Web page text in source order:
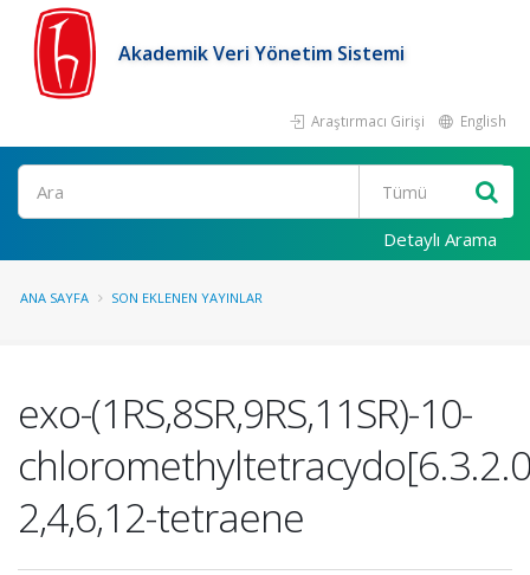
Akademik Veri Yönetim Sistemi
Araştırmacı Girişi English
Ara
Detaylı Arama
ANA SAYFA SON EKLENEN YAYINLAR
exo-(1RS,8SR,9RS,11SR)-10-
2,4,6,12-tetraene